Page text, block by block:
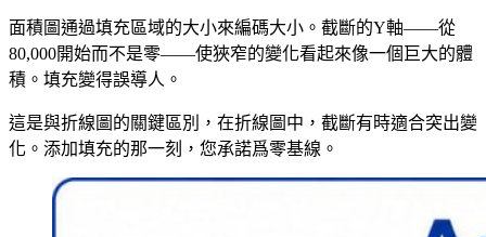
面積圖通過填充區域的大小來編碼大小。截斷的Y軸——從
80,000開始而不是零——使狹窄的變化看起來像一個巨大的體
積。填充變得誤導人。
這是與折線圖的關鍵區別，在折線圖中，截斷有時適合突出變
化。添加填充的那一刻，您承諾爲零基線。